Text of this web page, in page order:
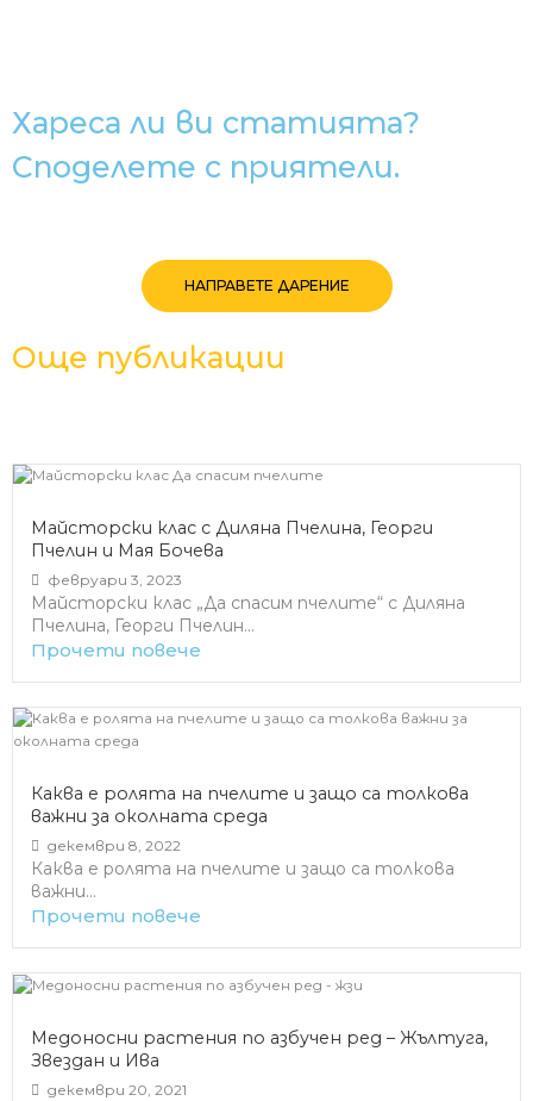
Хареса ли ви статията?
Споделете с приятели.
НАПРАВЕТЕ ДАРЕНИЕ
Още публикации
Майсторски клас с Диляна Пчелина, Георги
Пчелин и Мая Бочева
февруари 3, 2023
Майсторски клас „Да спасим пчелите“ с Диляна
Пчелина, Георги Пчелин...
Прочети повече
Каква е ролята на пчелите и защо са толкова
важни за околната среда
декември 8, 2022
Каква е ролята на пчелите и защо са толкова
важни...
Прочети повече
Медоносни растения по азбучен ред – Жълтуга,
Звездан и Ива
декември 20, 2021